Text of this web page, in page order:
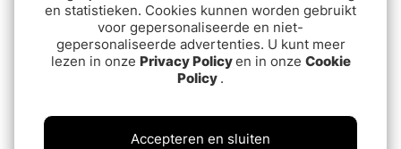
Guideline LPX Coastal /
Monic Skyline Fly Combo
- 9' #9
€769
Vision Onkii / XO 85 S3
Streamer Fly Combo - 9'
#6
€549
en statistieken. Cookies kunnen worden gebruikt
voor gepersonaliseerde en niet-
gepersonaliseerde advertenties. U kunt meer
lezen in onze Privacy Policyen in onze Cookie
Policy .
Accepteren en sluiten